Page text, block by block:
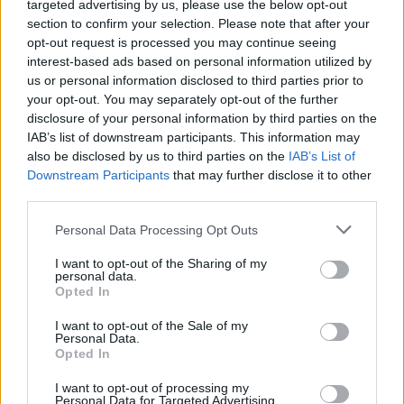
targeted advertising by us, please use the below opt-out
section to confirm your selection. Please note that after your
opt-out request is processed you may continue seeing
interest-based ads based on personal information utilized by
us or personal information disclosed to third parties prior to
your opt-out. You may separately opt-out of the further
disclosure of your personal information by third parties on the
IAB’s list of downstream participants. This information may
also be disclosed by us to third parties on the IAB’s List of
Downstream Participants that may further disclose it to other
Personal Data Processing Opt Outs
I want to opt-out of the Sharing of my
personal data.
Opted In
I want to opt-out of the Sale of my
Personal Data.
Opted In
I want to opt-out of processing my
Personal Data for Targeted Advertising.
Susiję straipsniai
Milano
mados
savaitė:
„Missoni“
paprastumu
Nuolat prabangią eleganciją diktavęs